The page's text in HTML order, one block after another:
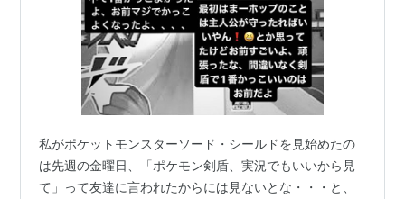
私がポケットモンスターソード・シールドを見始めたの
は先週の金曜日、「ポケモン剣盾、実況でもいいから見
て」って友達に言われたからには見ないとな・・・と、